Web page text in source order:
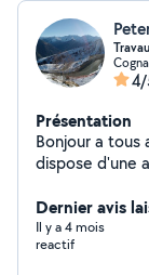
Présentation
Bonjour a tous
dispose d'une
à votre
Dernier avis
Il y a 4 mois
reactif